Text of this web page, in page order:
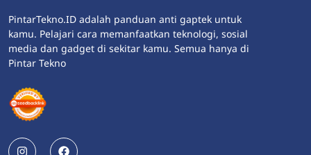
PintarTekno.ID adalah panduan anti gaptek untuk
kamu. Pelajari cara memanfaatkan teknologi, sosial
media dan gadget di sekitar kamu. Semua hanya di
Pintar Tekno